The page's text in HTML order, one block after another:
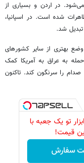
در اردن و بسیاری از
شده است. در اسپانیا،
شد.
بهتری از سایر کشورهای
به عراق به آمریکا کمک‌
را سرنگون کند. تاکنون
تو یک جعبه با
قیمت!
سفارش